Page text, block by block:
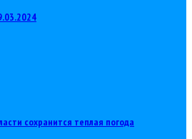
сохранится теплая погода